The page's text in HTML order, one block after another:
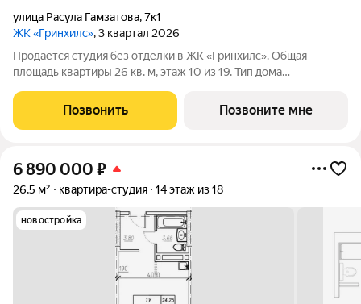
улица Расула Гамзатова,7к1
ЖК «Гринхилс», 3 квартал 2026
Продается студия без отделки в ЖК «Гринхилс». Общая
площадь квартиры 26 кв. м, этаж 10 из 19. Тип дома
жилой квартал комфорт-класса в выгодной локации
микрорайона Зеленый угол: развивающегося
Позвонить Позвоните мне
6 890 000 ₽
26,5 м² квартира-студия 14 этаж из 18
новостройка